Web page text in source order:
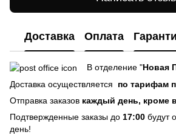
Доставка Оплата
В отделение "Новая
Доставка осуществляется
по тарифам
Отправка заказов каждый день, кроме
Подтвержденные заказы до 17:00 будут
день!